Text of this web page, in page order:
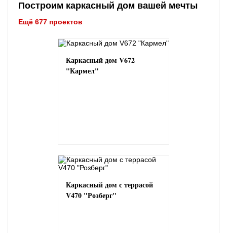
Построим каркасный дом вашей мечты
Ещё 677 проектов
Каркасный дом V672
"Кармел"
Каркасный дом с террасой
V470 "Розберг"